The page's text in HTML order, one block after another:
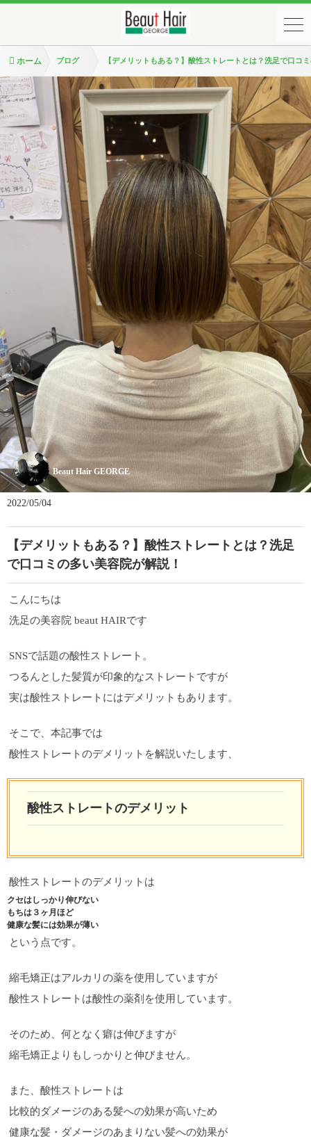
ホーム ブログ 【デメリットもある？】酸性ストレートとは？洗足で口コ
Beaut Hair GEORGE
2022/05/04
【デメリットもある？】酸性ストレートとは？洗足
で口コミの多い美容院が解説！
こんにちは
洗足の美容院 beaut HAIRです
SNSで話題の酸性ストレート。
つるんとした髪質が印象的なストレートですが
実は酸性ストレートにはデメリットもあります。
そこで、本記事では
酸性ストレートのデメリットを解説いたします、
酸性ストレートのデメリット
酸性ストレートのデメリットは
クセはしっかり伸びない
もちは３ヶ月ほど
健康な髪には効果が薄い
という点です。
縮毛矯正はアルカリの薬を使用していますが
酸性ストレートは酸性の薬剤を使用しています。
そのため、何となく癖は伸びますが
縮毛矯正よりもしっかりと伸びません。
また、酸性ストレートは
比較的ダメージのある髪への効果が高いため
健康な髪・ダメージのあまりない髪への効果が